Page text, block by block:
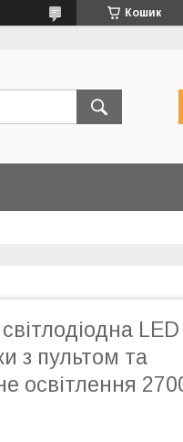
Кошик
з пультом та
освітлення